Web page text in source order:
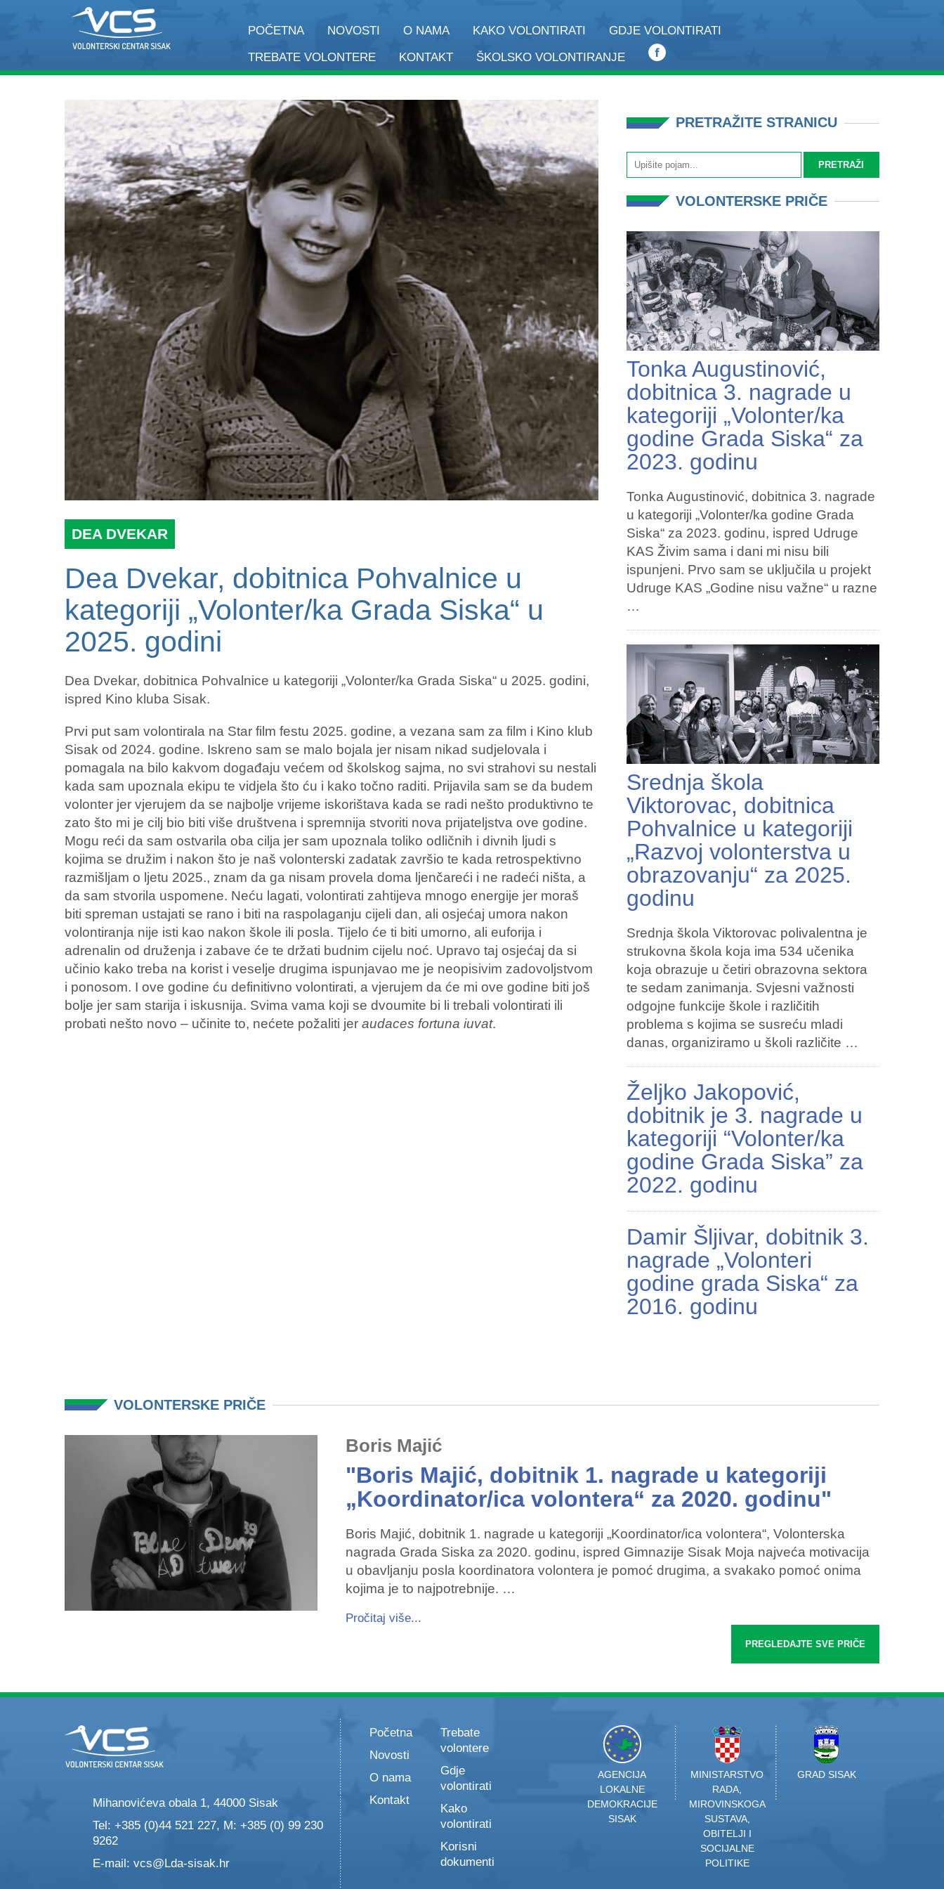
POČETNA NOVOSTI O NAMA KAKO VOLONTIRATI
GDJE VOLONTIRATI
TREBATE VOLONTERE
KONTAKT ŠKOLSKO VOLONTIRANJE
DEA DVEKAR
Dea Dvekar, dobitnica Pohvalnice u
kategoriji „Volonter/ka Grada Siska“ u
2025. godini
Dea Dvekar, dobitnica Pohvalnice u kategoriji „Volonter/ka Grada Siska“ u 2025. godini,
ispred Kino kluba Sisak.
Prvi put sam volontirala na Star film festu 2025. godine, a vezana sam za film i Kino klub
Sisak od 2024. godine. Iskreno sam se malo bojala jer nisam nikad sudjelovala i
pomagala na bilo kakvom događaju većem od školskog sajma, no svi strahovi su nestali
kada sam upoznala ekipu te vidjela što ću i kako točno raditi. Prijavila sam se da budem
volonter jer vjerujem da se najbolje vrijeme iskorištava kada se radi nešto produktivno te
zato što mi je cilj bio biti više društvena i spremnija stvoriti nova prijateljstva ove godine.
Mogu reći da sam ostvarila oba cilja jer sam upoznala toliko odličnih i divnih ljudi s
kojima se družim i nakon što je naš volonterski zadatak završio te kada retrospektivno
razmišljam o ljetu 2025., znam da ga nisam provela doma ljenčareći i ne radeći ništa, a
da sam stvorila uspomene. Neću lagati, volontirati zahtijeva mnogo energije jer moraš
biti spreman ustajati se rano i biti na raspolaganju cijeli dan, ali osjećaj umora nakon
volontiranja nije isti kao nakon škole ili posla. Tijelo će ti biti umorno, ali euforija i
adrenalin od druženja i zabave će te držati budnim cijelu noć. Upravo taj osjećaj da si
učinio kako treba na korist i veselje drugima ispunjavao me je neopisivim zadovoljstvom
i ponosom. I ove godine ću definitivno volontirati, a vjerujem da će mi ove godine biti još
bolje jer sam starija i iskusnija. Svima vama koji se dvoumite bi li trebali volontirati ili
probati nešto novo – učinite to, nećete požaliti jer audaces fortuna iuvat.
PRETRAŽITE STRANICU
VOLONTERSKE PRIČE
Tonka Augustinović,
dobitnica 3. nagrade u
kategoriji „Volonter/ka
godine Grada Siska“ za
2023. godinu
Tonka Augustinović, dobitnica 3. nagrade
u kategoriji „Volonter/ka godine Grada
Siska“ za 2023. godinu, ispred Udruge
KAS Živim sama i dani mi nisu bili
ispunjeni. Prvo sam se uključila u projekt
Udruge KAS „Godine nisu važne“ u razne
…
Srednja škola
Viktorovac, dobitnica
Pohvalnice u kategoriji
„Razvoj volonterstva u
obrazovanju“ za 2025.
godinu
Srednja škola Viktorovac polivalentna je
strukovna škola koja ima 534 učenika
koja obrazuje u četiri obrazovna sektora
te sedam zanimanja. Svjesni važnosti
odgojne funkcije škole i različitih
problema s kojima se susreću mladi
danas, organiziramo u školi različite …
Željko Jakopović,
dobitnik je 3. nagrade u
kategoriji “Volonter/ka
godine Grada Siska” za
2022. godinu
Damir Šljivar, dobitnik 3.
nagrade „Volonteri
godine grada Siska“ za
2016. godinu
VOLONTERSKE PRIČE
Boris Majić
"Boris Majić, dobitnik 1. nagrade u kategoriji
„Koordinator/ica volontera“ za 2020. godinu"
Boris Majić, dobitnik 1. nagrade u kategoriji „Koordinator/ica volontera“, Volonterska
nagrada Grada Siska za 2020. godinu, ispred Gimnazije Sisak Moja najveća motivacija
u obavljanju posla koordinatora volontera je pomoć drugima, a svakako pomoć onima
kojima je to najpotrebnije. …
Pročitaj više...
PREGLEDAJTE SVE PRIČE
Mihanovićeva obala 1, 44000 Sisak
Tel: +385 (0)44 521 227, M: +385 (0) 99 230
9262
E-mail: vcs@Lda-sisak.hr
Početna
Novosti
O nama
Kontakt
Trebate
volontere
Gdje
volontirati
Kako
volontirati
Korisni
dokumenti
AGENCIJA
LOKALNE
DEMOKRACIJE
SISAK
MINISTARSTVO
RADA,
MIROVINSKOGA
SUSTAVA,
OBITELJI I
SOCIJALNE
POLITIKE
GRAD SISAK